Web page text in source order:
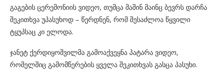
გაგების ცერემონიის ვიდეო, თუმცა მაშინ მაინც ბევრს დარჩა
შეკითხვა უპასუხოდ – წერდნენ, რომ შესაძლოა წყვილი
ტყუპსაც კი ელოდა.
ჯანეტ ქერდიყოშვილმა გამოაქვეყნა პატარა ვიდეო,
რომელშიც გამომწერების ყველა შეკითხვას გასცა პასუხი.